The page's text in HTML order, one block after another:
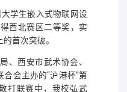
学生嵌入式物联网设
西北赛区二等奖，实
首次突破。
、西安市武术协会、
会主办的“沪港杯”第
打联赛中，我校弘武